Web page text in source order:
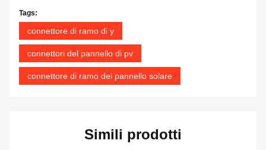
Tags:
connettore di ramo di y
connettori del pannello di pv
connettore di ramo del pannello solare
Simili prodotti